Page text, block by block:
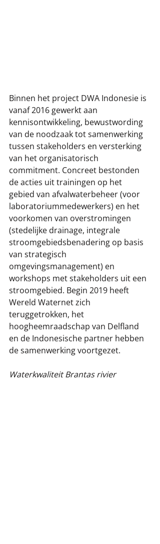
Binnen het project DWA Indonesie is
vanaf 2016 gewerkt aan
kennisontwikkeling, bewustwording
van de noodzaak tot samenwerking
tussen stakeholders en versterking
van het organisatorisch
commitment. Concreet bestonden
de acties uit trainingen op het
gebied van afvalwaterbeheer (voor
laboratoriummedewerkers) en het
voorkomen van overstromingen
(stedelijke drainage, integrale
stroomgebiedsbenadering op basis
van strategisch
omgevingsmanagement) en
workshops met stakeholders uit een
stroomgebied. Begin 2019 heeft
Wereld Waternet zich
teruggetrokken, het
hoogheemraadschap van Delfland
en de Indonesische partner hebben
de samenwerking voortgezet.
Waterkwaliteit Brantas rivier